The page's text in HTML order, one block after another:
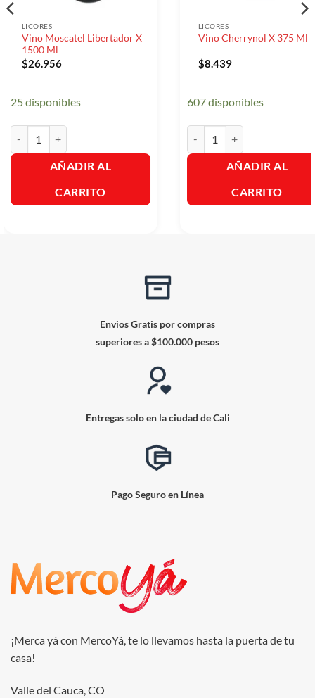
LICORES
Vino Moscatel Libertador X
1500 Ml
$26.956
25 disponibles
AÑADIR AL
CARRITO
LICORES
Vino Cherrynol X 375 Ml
$8.439
607 disponibles
AÑADIR AL
CARRITO
Envios Gratis por compras
superiores a $100.000 pesos
Entregas solo en la ciudad de Cali
Pago Seguro en Línea
¡Merca yá con MercoYá, te lo llevamos hasta la puerta de tu
casa!
Valle del Cauca, CO